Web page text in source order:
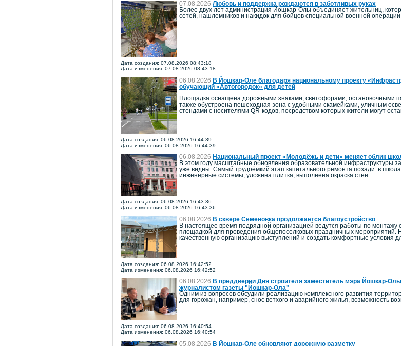
07.08.2026 Любовь и поддержка рождаются в заботливых руках
Более двух лет администрация Йошкар-Олы объединяет жительниц,
сетей, нашлемников и накидок для бойцов специальной военной операции.
Дата создания: 07.08.2026 08:43:18
Дата изменения: 07.08.2026 08:43:18
06.08.2026 В Йошкар-Оле благодаря национальному проекту
обучающий «Автогородок» для детей
Площадка оснащена дорожными знаками, светофорами, остановочными
также обустроена пешеходная зона с удобными скамейками, уличным
стендами с носителями QR-кодов, посредством которых жители могут
Дата создания: 06.08.2026 16:44:39
Дата изменения: 06.08.2026 16:44:39
06.08.2026 Национальный проект «Молодёжь и дети» меняет облик
В этом году масштабные обновления образовательной
уже видны. Самый трудоёмкий этап капитального ремонта позади: в
инженерные системы, уложена плитка, выполнена окраска стен.
Дата создания: 06.08.2026 16:43:36
Дата изменения: 06.08.2026 16:43:36
06.08.2026 В сквере Семёновка продолжается благоустройство
В настоящее время подрядной организацией ведутся работы по
площадкой для проведения общепоселковых праздничных
качественную организацию выступлений и создать комфортные условия
Дата создания: 06.08.2026 16:42:52
Дата изменения: 06.08.2026 16:42:52
06.08.2026 В преддверии Дня строителя заместитель мэра Йошкар-
журналистом газеты "Йошкар-Ола"
Одним из вопросов обсудили реализацию комплексного развития
для горожан, например, снос ветхого и аварийного жилья, возможность
Дата создания: 06.08.2026 16:40:54
Дата изменения: 06.08.2026 16:40:54
05.08.2026 В Йошкар-Оле обновляют дорожную разметку